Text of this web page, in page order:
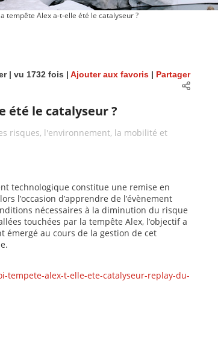
tempête Alex a-t-elle été le catalyseur ?
| vu 1732 fois | Ajouter aux favoris Partager
été le catalyseur ?
risques, l'environnement, la mobilité et
technologique constitue une remise en
l’occasion d’apprendre de l’évènement
nécessaires à la diminution du risque
touchées par la tempête Alex, l’objectif a
au cours de la gestion de cet
alex-t-elle-ete-catalyseur-replay-du-